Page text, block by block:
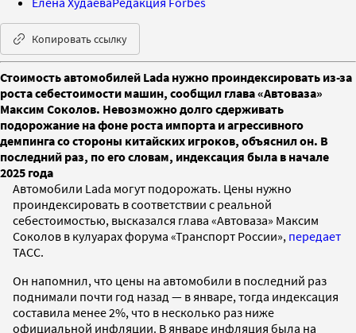
Копировать ссылку
Стоимость автомобилей Lada нужно проиндексировать из-за
роста себестоимости машин, сообщил глава «Автоваза»
Максим Соколов. Невозможно долго сдерживать
подорожание на фоне роста импорта и агрессивного
демпинга со стороны китайских игроков, объяснил он. В
последний раз, по его словам, индексация была в начале
2025 года
Автомобили Lada могут подорожать. Цены нужно
проиндексировать в соответствии с реальной
себестоимостью, высказался глава «Автоваза» Максим
Соколов в кулуарах форума «Транспорт России», передает
ТАСС.
Он напомнил, что цены на автомобили в последний раз
поднимали почти год назад — в январе, тогда индексация
составила менее 2%, что в несколько раз ниже
официальной инфляции. В январе инфляция была на